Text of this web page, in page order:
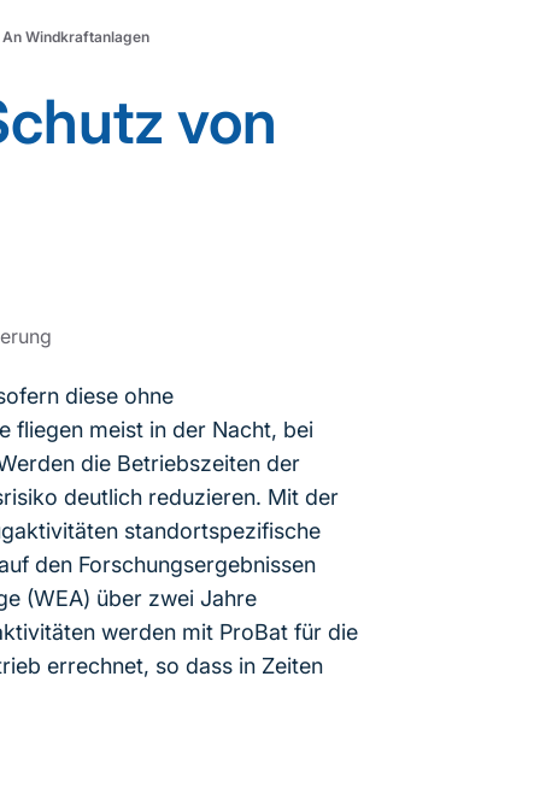
Windkraftanlagen
von
diese ohne
fliegen meist in der Nacht, bei
die Betriebszeiten der
deutlich reduzieren. Mit der
standortspezifische
den Forschungsergebnissen
(WEA) über zwei Jahre
werden mit ProBat für die
errechnet, so dass in Zeiten